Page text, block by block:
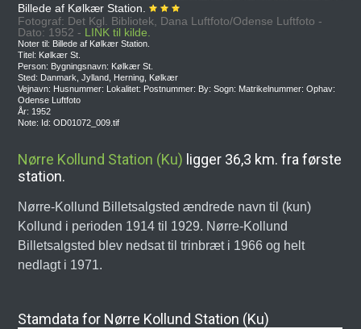
Billede af Kølkær Station.
Fotograf: Det Kgl. Bibliotek, Dana Luftfoto/Odense Luftfoto -
Dato: 1952 - LINK til kilde.
Noter til: Billede af Kølkær Station.
Titel: Kølkær St.
Person: Bygningsnavn: Kølkær St.
Sted: Danmark, Jylland, Herning, Kølkær
Vejnavn: Husnummer: Lokalitet: Postnummer: By: Sogn: Matrikelnummer: Ophav:
Odense Luftfoto
År: 1952
Note: Id: OD01072_009.tif
Nørre Kollund Station (Ku) ligger 36,3 km. fra første
station.
Nørre-Kollund Billetsalgsted ændrede navn til (kun)
Kollund i perioden 1914 til 1929. Nørre-Kollund
Billetsalgsted blev nedsat til trinbræt i 1966 og helt
nedlagt i 1971.
Stamdata for Nørre Kollund Station (Ku)